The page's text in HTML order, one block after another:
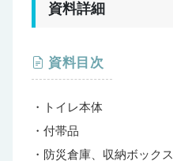
資料詳細
資料目次
・トイレ本体
・付帯品
・防災倉庫、収納ボックス